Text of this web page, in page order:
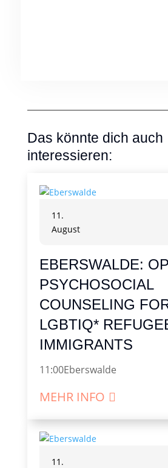
Das könnte dich auch
interessieren:
11.
August
EBERSWALDE:
PSYCHOSOCIAL
COUNSELING
LGBTIQ*
IMMIGRANTS
11:00Eberswalde
MEHR INFO
11.